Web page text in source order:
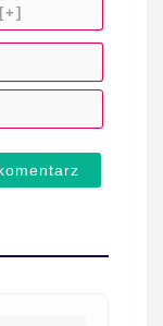
[+]
P
r
e
w
-
(